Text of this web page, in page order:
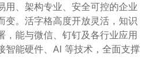
用、架构专业、安全可控的企业
变。活字格高度开放灵活，知识
，能与微信、钉钉及各行业应用
智能硬件、AI 等技术，全面支撑